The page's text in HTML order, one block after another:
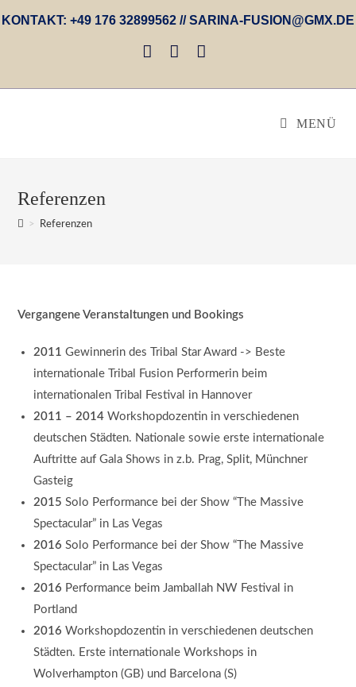
KONTAKT: +49 176 32899562 // SARINA-FUSION@GMX.DE
MENÜ
Referenzen
> Referenzen
Vergangene Veranstaltungen und Bookings
2011 Gewinnerin des Tribal Star Award -> Beste
internationale Tribal Fusion Performerin beim
internationalen Tribal Festival in Hannover
2011 – 2014 Workshopdozentin in verschiedenen
deutschen Städten. Nationale sowie erste internationale
Auftritte auf Gala Shows in z.b. Prag, Split, Münchner
Gasteig
2015 Solo Performance bei der Show “The Massive
Spectacular” in Las Vegas
2016 Solo Performance bei der Show “The Massive
Spectacular” in Las Vegas
2016 Performance beim Jamballah NW Festival in
Portland
2016 Workshopdozentin in verschiedenen deutschen
Städten. Erste internationale Workshops in
Wolverhampton (GB) und Barcelona (S)